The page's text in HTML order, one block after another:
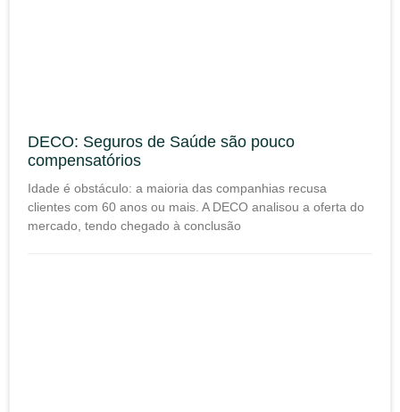
DECO: Seguros de Saúde são pouco
compensatórios
Idade é obstáculo: a maioria das companhias recusa
clientes com 60 anos ou mais. A DECO analisou a oferta do
mercado, tendo chegado à conclusão